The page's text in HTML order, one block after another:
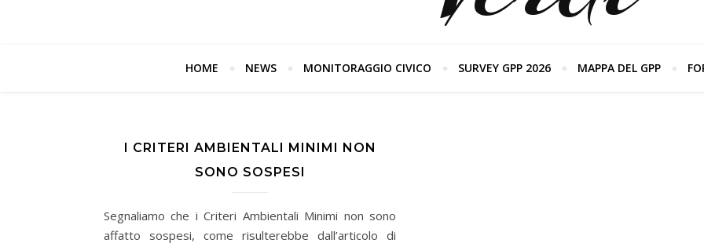
Attività e strumenti per la promozione del Green public
HOME NEWS MONITORAGGIO CIVICO SURVEY GPP 2026 MAPPA DEL GPP
I CRITERI AMBIENTALI MINIMI NON
SONO SOSPESI
Segnaliamo che i Criteri Ambientali Minimi non sono
affatto sospesi, come risulterebbe dall’articolo di